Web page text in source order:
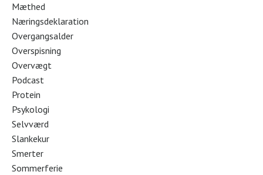
Mæthed
Næringsdeklaration
Overgangsalder
Overspisning
Overvægt
Podcast
Protein
Psykologi
Selvværd
Slankekur
Smerter
Sommerferie